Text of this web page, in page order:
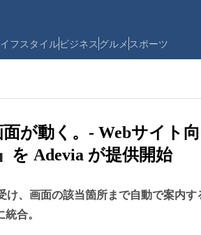
フスタイルビジネス グルメ スポーツ
が動く。- Webサイト
を Adevia が提供開始
け、画面の該当箇所まで自動で案内
合。